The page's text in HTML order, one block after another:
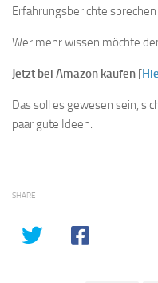
Erfahrungsberichte
Wer mehr wissen möchte
Jetzt bei Amazon kaufen [
Das soll es gewesen sein,
paar gute Ideen.
SHARE